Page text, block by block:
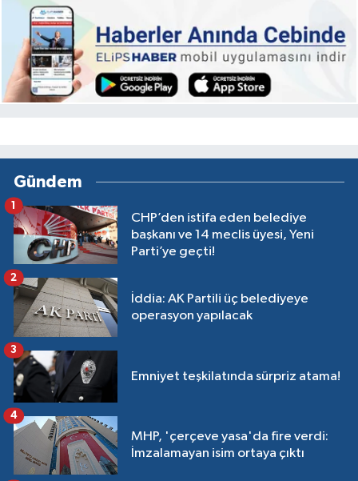
Gündem
CHP’den istifa eden belediye
başkanı ve 14 meclis üyesi, Yeni
Parti’ye geçti!
1
İddia: AK Partili üç belediyeye
operasyon yapılacak
2
Emniyet teşkilatında sürpriz atama!
3
MHP, 'çerçeve yasa'da fire verdi:
İmzalamayan isim ortaya çıktı
4